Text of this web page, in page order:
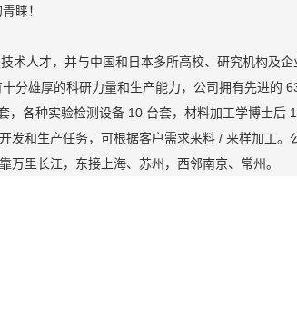
睐！
术人才，并与中国和日本多所高校、研究机构及
分雄厚的科研力量和生产能力，公司拥有先进的
各种实验检测设备 10 台套，材料加工学博士后
发和生产任务，可根据客户需求来料 / 来样加工。
万里长江，东接上海、苏州，西邻南京、常州。